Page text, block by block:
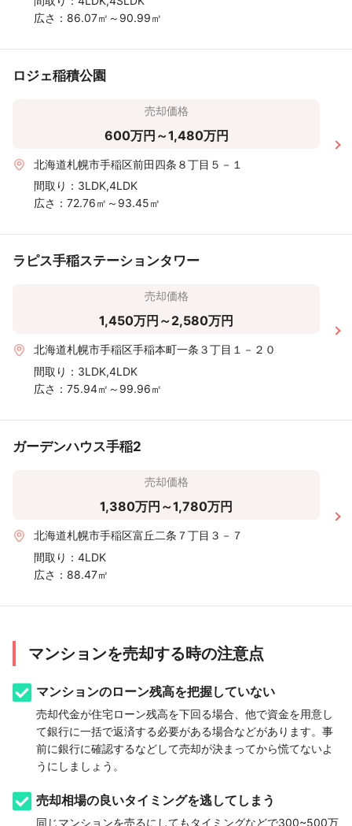
広さ： 86.07㎡～90.99㎡
ロジェ稲積公園
売却価格
600万円～1,480万円
北海道札幌市手稲区前田四条８丁目５－１
間取り： 3LDK,4LDK
広さ： 72.76㎡～93.45㎡
ラピス手稲ステーションタワー
売却価格
1,450万円～2,580万円
北海道札幌市手稲区手稲本町一条３丁目１－２０
間取り： 3LDK,4LDK
広さ： 75.94㎡～99.96㎡
ガーデンハウス手稲2
売却価格
1,380万円～1,780万円
北海道札幌市手稲区富丘二条７丁目３－７
間取り： 4LDK
広さ： 88.47㎡
マンションを売却する時の注意点
マンションのローン残高を把握していない
売却代金が住宅ローン残高を下回る場合、他で資金を用意し
て銀行に一括で返済する必要がある場合などがあります。事
前に銀行に確認するなどして売却が決まってから慌てないよ
うにしましょう。
売却相場の良いタイミングを逃してしまう
同じマンションを売るにしてもタイミングなどで300~500万